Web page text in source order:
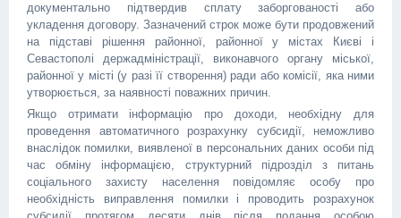
документально підтвердив сплату заборгованості або
укладення договору. Зазначений строк може бути продовжений
на підставі рішення районної, районної у містах Києві і
Севастополі держадміністрації, виконавчого органу міської,
районної у місті (у разі її створення) ради або комісії, яка ними
утворюється, за наявності поважних причин.
Якщо отримати інформацію про доходи, необхідну для
проведення автоматичного розрахунку субсидії, неможливо
внаслідок помилки, виявленої в персональних даних особи під
час обміну інформацією, структурний підрозділ з питань
соціального захисту населення повідомляє особу про
необхідність виправлення помилки і проводить розрахунок